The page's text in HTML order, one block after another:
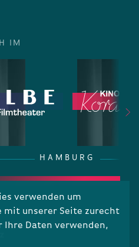
verwenden um
mit unserer Seite zurecht
Ihre Daten verwenden,
IM
HAMBURG